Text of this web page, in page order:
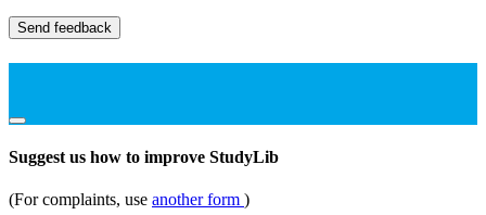
Send feedback
Suggest us how to improve StudyLib
(For complaints, use another form )